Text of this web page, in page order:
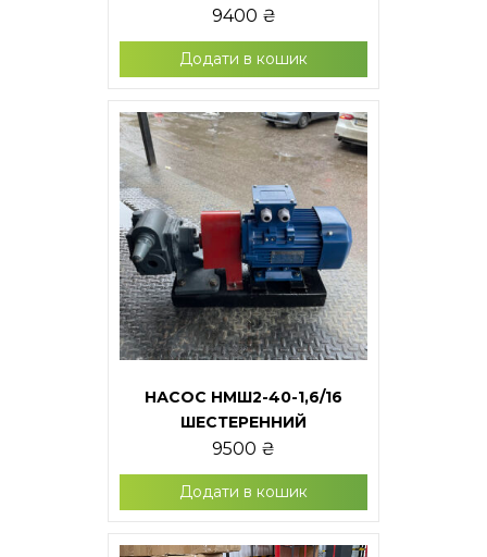
9400 ₴
Додати в кошик
НАСОС НМШ2-40-1,6/16
ШЕСТЕРЕННИЙ
9500 ₴
Додати в кошик